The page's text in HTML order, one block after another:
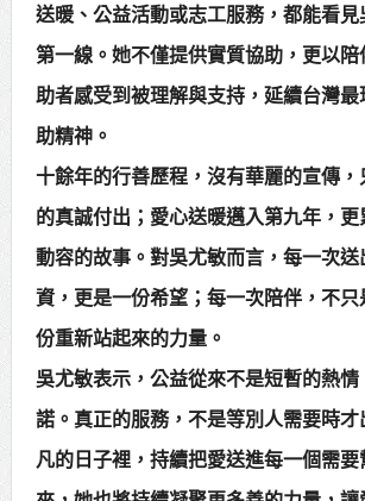
送暖、公益活動或志工服務，都能看
第一線。她不僅提供實質協助，更以
助者感受到被理解與支持，延續台灣
助精神。
十餘年的行善歷程，沒有華麗的宣傳
的真誠付出；愛心送暖邁入第九年，
動容的故事。對吳尤敏而言，每一次
資，更是一份希望；每一次陪伴，不
份重新站起來的力量。
吳尤敏表示，公益從來不是短暫的熱
諾。真正的服務，不是等別人需要時
凡的日子裡，持續把愛送進每一個需